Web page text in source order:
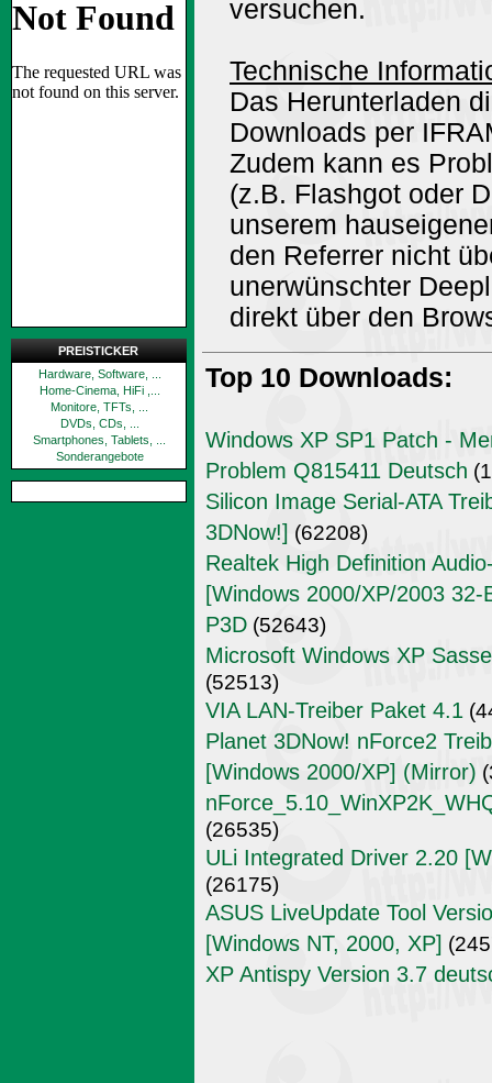
PREISTICKER
Hardware, Software, ...
Home-Cinema, HiFi ,...
Monitore, TFTs, ...
DVDs, CDs, ...
Smartphones, Tablets, ...
Sonderangebote
versuchen.
Technische
Das Herunterladen
Downloads per
Zudem kann es
(z.B. Flashgot oder
unserem
den Referrer nicht
unerwünschter
direkt über den
Top 10 Downloads:
Windows XP SP1 Patch -
Problem Q815411 Deutsch
Silicon Image Serial-ATA
3DNow!] (62208)
Realtek High Definition
[Windows 2000/XP/2003
P3D (52643)
Microsoft Windows XP
(52513)
VIA LAN-Treiber Paket 4.1
Planet 3DNow! nForce2
[Windows 2000/XP] (Mirror)
(26535)
ULi Integrated Driver 2.20
(26175)
ASUS LiveUpdate Tool
[Windows NT, 2000, XP]
XP Antispy Version 3.7